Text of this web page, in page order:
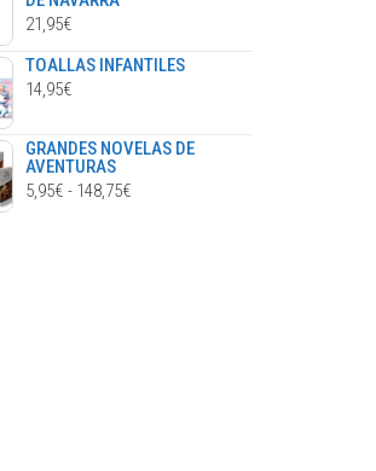
21,95€
TOALLAS INFANTILES
14,95€
GRANDES NOVELAS DE
AVENTURAS
5,95€ - 148,75€RANGO